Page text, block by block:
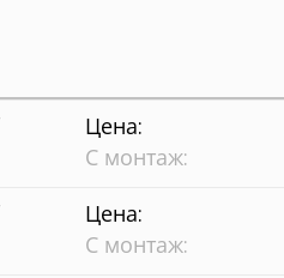
Цена:
С монтаж:
Цена:
С монтаж: